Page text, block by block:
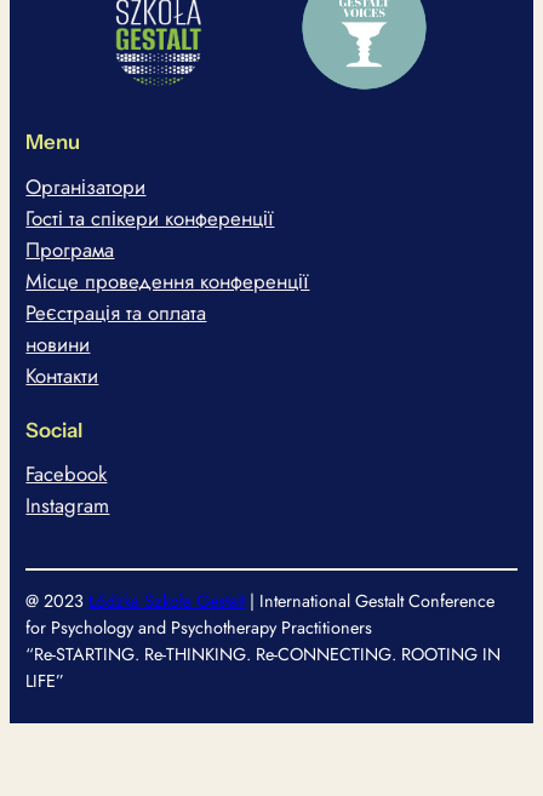
Menu
Організатори
Гості та спікери конференції
Програма
Місце проведення конференції
Реєстрація та оплата
новини
Контакти
Social
Facebook
Instagram
@ 2023Łódzka Szkoła Gestalt| International Gestalt Conference
for Psychology and Psychotherapy Practitioners
“Re-STARTING. Re-THINKING. Re-CONNECTING. ROOTING IN
LIFE”